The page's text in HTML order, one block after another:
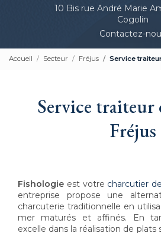
10 Bis rue André Marie
Cogolin
Contactez-
Accueil Secteur Fréjus Service
Service traiteur
Fréjus
Fishologie est votre charcutier
entreprise propose une
charcuterie traditionnelle en
mer maturés et affinés. En
excelle dans la réalisation de plats